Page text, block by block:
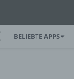
BELIEBTE APPS